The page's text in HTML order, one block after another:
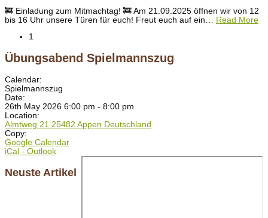
🚒 Einladung zum Mitmachtag! 🚒 Am 21.09.2025 öffnen wir von 12
bis 16 Uhr unsere Türen für euch! Freut euch auf ein
Read More
1
Übungsabend Spielmannszug
Calendar:
Spielmannszug
Date:
26th May 2026 6:00 pm - 8:00 pm
Location:
Almtweg 21 25482 Appen Deutschland
Copy:
Google Calendar
iCal - Outlook
Neuste Artikel